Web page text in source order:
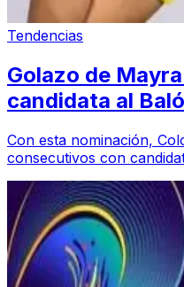
Tendencias
Golazo de
candidata al
Con esta nominación,
consecutivos con